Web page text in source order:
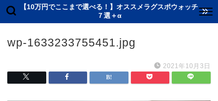
【10万円でここまで選べる！】オススメラグスポウォッチ
７選＋α
wp-1633233755451.jpg
2021年10月3日